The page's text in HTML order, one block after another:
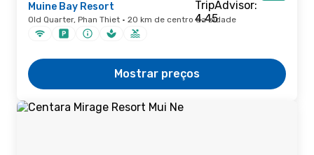
Muine Bay Resort
Old Quarter, Phan Thiet · 20 km de centro da cidade
Mostrar preços